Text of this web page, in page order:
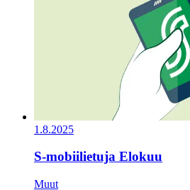
1.8.2025
S-mobiilietuja Elokuu
Muut